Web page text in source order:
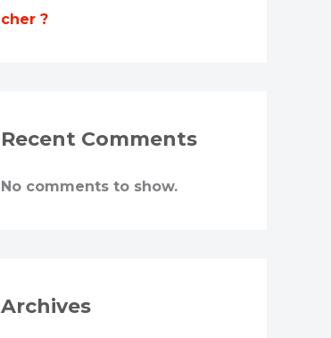
cher ?
Recent Comments
No comments to show.
Archives